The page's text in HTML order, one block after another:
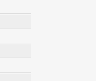
bądź
przetwarzania do celów
z Pani/Pana
prawnie uzasadnionych
lub obrony roszczeń.